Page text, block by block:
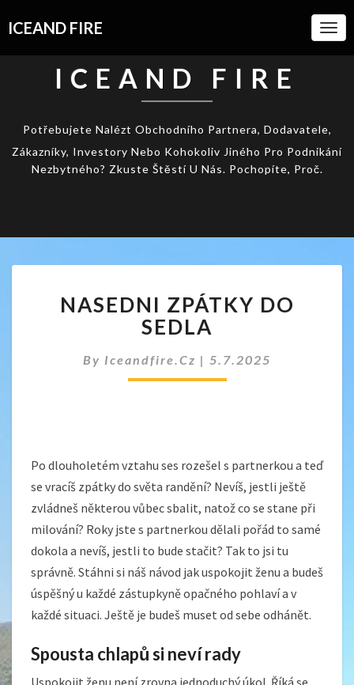
ICEAND FIRE
ICEAND FIRE
Potřebujete Nalézt Obchodního Partnera, Dodavatele,
Zákazníky, Investory Nebo Kohokoliv Jiného Pro Podnikání
Nezbytného? Zkuste Štěstí U Nás. Pochopíte, Proč.
ZPÁTKY
DO
SEDLA
NASEDNI ZPÁTKY DO
SEDLA
By Iceandfire.cz | 5.7.2025
Po dlouholetém vztahu ses rozešel s partnerkou a teď
se vracíš zpátky do světa randění? Nevíš, jestli ještě
zvládneš některou vůbec sbalit, natož co se stane při
milování? Roky jste s partnerkou dělali pořád to samé
dokola a nevíš, jestli to bude stačit? Tak to jsi tu
správně. Stáhni si náš návod jak uspokojit ženu a budeš
úspěšný u každé zástupkyně opačného pohlaví a v
každé situaci. Ještě je budeš muset od sebe odhánět.
Spousta chlapů si neví rady
Uspokojit ženu není zrovna jednoduchý úkol. Říká se,